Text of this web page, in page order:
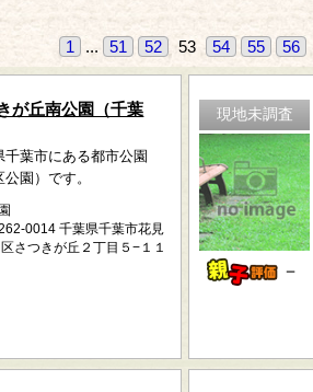
1 ... 51 52 53 54 55 56
が丘南公園（千葉
千葉市にある都市公園
公園）です。
0014 千葉県千葉市花見
区さつきが丘２丁目５−１１
現地未調査
－